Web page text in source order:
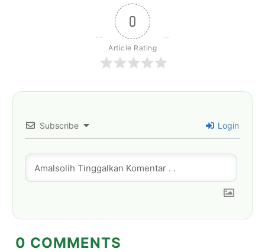
0
Article Rating
Subscribe Login
0 COMMENTS